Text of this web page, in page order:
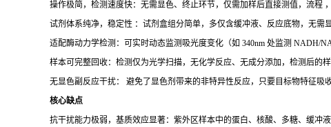
操作极简，检测速度快：无需显色、终止环节，仅需加样后直接测值，流程
试剂体系纯净，稳定性 ：试剂盒组分简单，多仅含缓冲液、反应底物，无需
适配酶动力学检测：可实时动态监测吸光度变化（如 340nm 处监测 NADH/
样本可完整回收：检测仅为光学扫描，无化学反应、无成分添加，检测后的
无显色副反应干扰： 避免了显色剂带来的非特异性反应，只要目标物特征吸
核心缺点
抗干扰能力极弱，基质效应显著：紫外区样本中的蛋白、核酸、多糖、缓冲